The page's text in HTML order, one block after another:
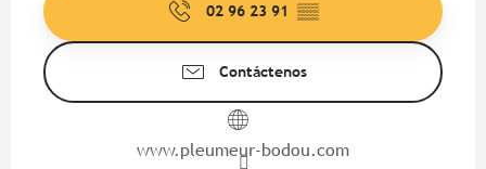
02 96 23 91 ▒▒
Contáctenos
www.pleumeur-bodou.com